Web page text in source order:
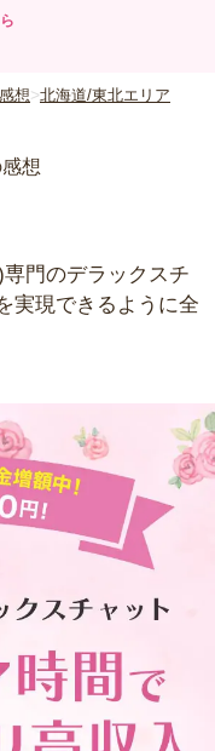
想
北海道/東北エリア
想
門のデラックスチ
実現できるように全